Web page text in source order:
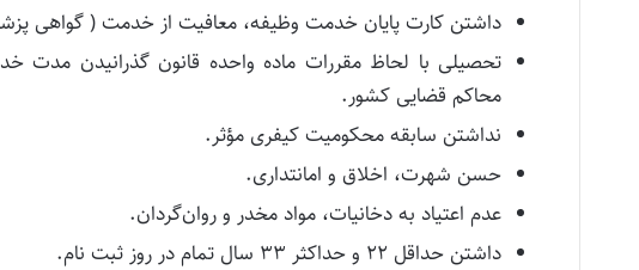
داشتن کارت پایان خدمت وظیفه، معافیت از خدمت ( گواهی
تحصیلی با لحاظ مقررات ماده واحده قانون گذرانیدن مدت
محاکم قضایی کشور.
نداشتن سابقه محکومیت کیفری مؤثر.
حسن شهرت، اخلاق و امانتداری.
عدم اعتیاد به دخانیات، مواد مخدر و روان‌گردان.
داشتن حداقل ۲۲ و حداکثر ۳۳ سال تمام در روز ثبت نام.